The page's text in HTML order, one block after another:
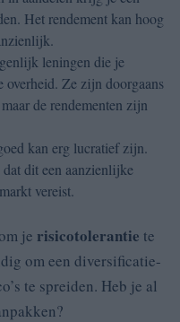
Het rendement kan hoog
leningen die je
overheid. Ze zijn doorgaans
de rendementen zijn
kan erg lucratief zijn.
dit een aanzienlijke
vereist.
je risicotolerantie te
om een diversificatie-
te spreiden. Heb je al